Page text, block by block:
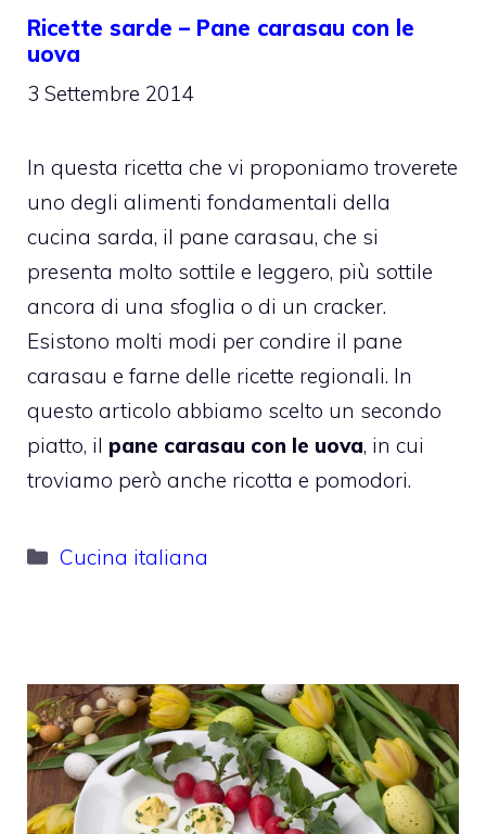
Ricette sarde – Pane carasau con le
uova
3 Settembre 2014
In questa ricetta che vi proponiamo troverete
uno degli alimenti fondamentali della
cucina sarda, il pane carasau, che si
presenta molto sottile e leggero, più sottile
ancora di una sfoglia o di un cracker.
Esistono molti modi per condire il pane
carasau e farne delle ricette regionali. In
questo articolo abbiamo scelto un secondo
piatto, il pane carasau con le uova, in cui
troviamo però anche ricotta e pomodori.
Categorie
Cucina italiana